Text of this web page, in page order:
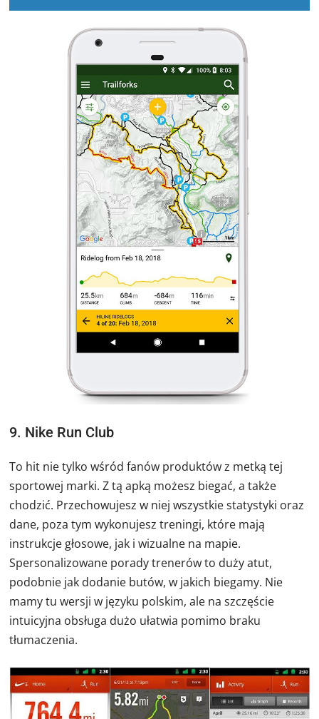
9. Nike Run Club
To hit nie tylko wśród fanów produktów z metką tej
sportowej marki. Z tą apką możesz biegać, a także
chodzić. Przechowujesz w niej wszystkie statystyki oraz
dane, poza tym wykonujesz treningi, które mają
instrukcje głosowe, jak i wizualne na mapie.
Spersonalizowane porady trenerów to duży atut,
podobnie jak dodanie butów, w jakich biegamy. Nie
mamy tu wersji w języku polskim, ale na szczęście
intuicyjna obsługa dużo ułatwia pomimo braku
tłumaczenia.